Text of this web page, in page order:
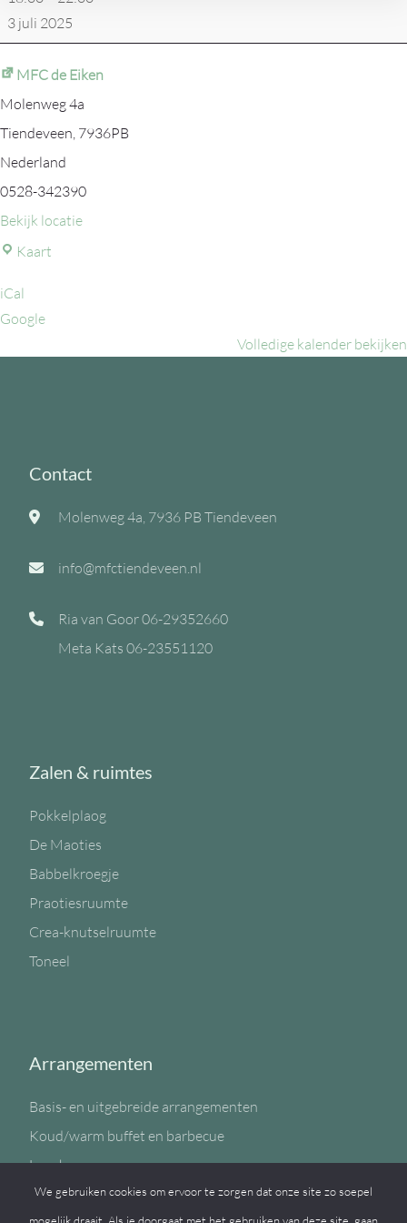
3 juli 2025
MFC de Eiken
Molenweg 4a
Tiendeveen, 7936PB
Nederland
0528-342390
Bekijk locatie
Kaart
iCal
Google
Volledige kalender bekijken
Contact
Molenweg 4a, 7936 PB Tiendeveen
info@mfctiendeveen.nl
Ria van Goor06-29352660
Meta Kats 06-23551120
Zalen & ruimtes
Pokkelplaog
De Maoties
Babbelkroegje
Praotiesruumte
Crea-knutselruumte
Toneel
Arrangementen
Basis- en uitgebreide arrangementen
Koud/warm buffet en barbecue
Lunch
Sportzaal
We gebruiken cookies om ervoor te zorgen dat onze site zo soepel